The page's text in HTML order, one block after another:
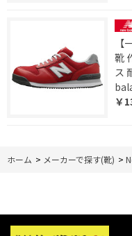
靴
ス
￥
ホーム > メーカーで探す(靴) >